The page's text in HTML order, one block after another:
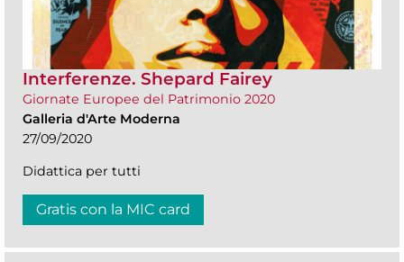
Interferenze. Shepard Fairey
Giornate Europee del Patrimonio 2020
Galleria d'Arte Moderna
27/09/2020
Didattica per tutti
Gratis con la MIC card